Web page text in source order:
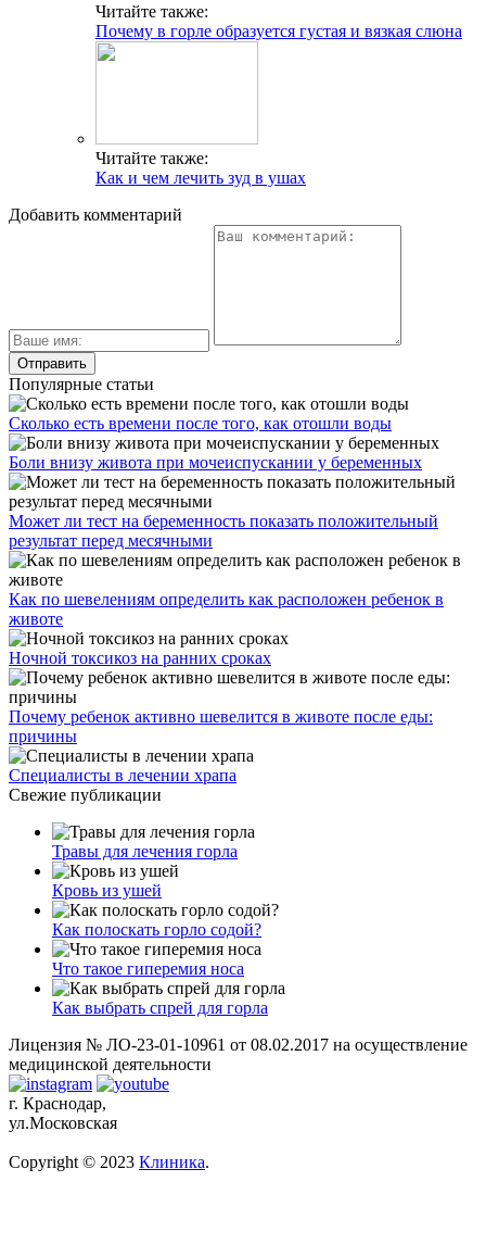
Читайте также:
Почему в горле образуется густая и вязкая слюна
Читайте также:
Как и чем лечить зуд в ушах
Добавить комментарий
Популярные статьи
Сколько есть времени после того, как отошли воды
Боли внизу живота при мочеиспускании у беременных
Может ли тест на беременность показать положительный
результат перед месячными
Как по шевелениям определить как расположен ребенок в
животе
Ночной токсикоз на ранних сроках
Почему ребенок активно шевелится в животе после еды:
причины
Специалисты в лечении храпа
Свежие публикации
Травы для лечения горла
Кровь из ушей
Как полоскать горло содой?
Что такое гиперемия носа
Как выбрать спрей для горла
Лицензия № ЛО-23-01-10961 от 08.02.2017 на осуществление
медицинской деятельности
г. Краснодар,
ул.Московская
Copyright © 2023 Клиника.